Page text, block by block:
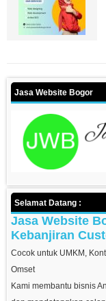
Jasa Website Bogor
Selamat Datang :
Jasa Website
Kebanjiran
Cocok untuk UMKM,
Omset
Kami membantu bisnis